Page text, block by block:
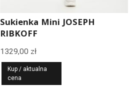
Sukienka Mini JOSEPH
RIBKOFF
1329,00 zł
Kup / aktualna
cena